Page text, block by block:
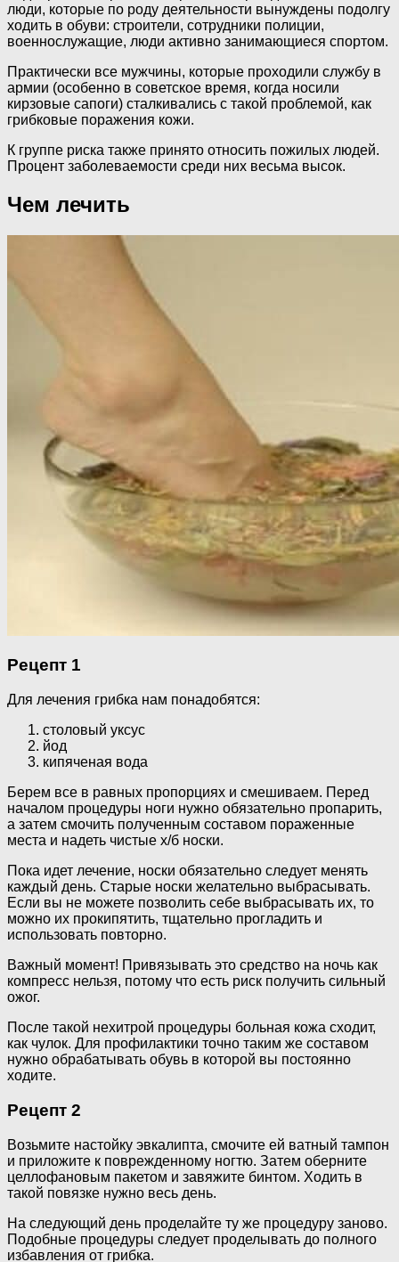
люди, которые по роду деятельности вынуждены подолгу
ходить в обуви: строители, сотрудники полиции,
военнослужащие, люди активно занимающиеся спортом.
Практически все мужчины, которые проходили службу в
армии (особенно в советское время, когда носили
кирзовые сапоги) сталкивались с такой проблемой, как
грибковые поражения кожи.
К группе риска также принято относить пожилых людей.
Процент заболеваемости среди них весьма высок.
Чем лечить
Рецепт 1
Для лечения грибка нам понадобятся:
столовый уксус
йод
кипяченая вода
Берем все в равных пропорциях и смешиваем. Перед
началом процедуры ноги нужно обязательно пропарить,
а затем смочить полученным составом пораженные
места и надеть чистые х/б носки.
Пока идет лечение, носки обязательно следует менять
каждый день. Старые носки желательно выбрасывать.
Если вы не можете позволить себе выбрасывать их, то
можно их прокипятить, тщательно прогладить и
использовать повторно.
Важный момент! Привязывать это средство на ночь как
компресс нельзя, потому что есть риск получить сильный
ожог.
После такой нехитрой процедуры больная кожа сходит,
как чулок. Для профилактики точно таким же составом
нужно обрабатывать обувь в которой вы постоянно
ходите.
Рецепт 2
Возьмите настойку эвкалипта, смочите ей ватный тампон
и приложите к поврежденному ногтю. Затем оберните
целлофановым пакетом и завяжите бинтом. Ходить в
такой повязке нужно весь день.
На следующий день проделайте ту же процедуру заново.
Подобные процедуры следует проделывать до полного
избавления от грибка.